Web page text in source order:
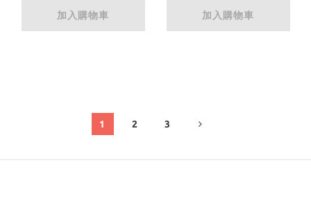
進口精品】
加入購物車
精品】
加入購物車
1 2 3